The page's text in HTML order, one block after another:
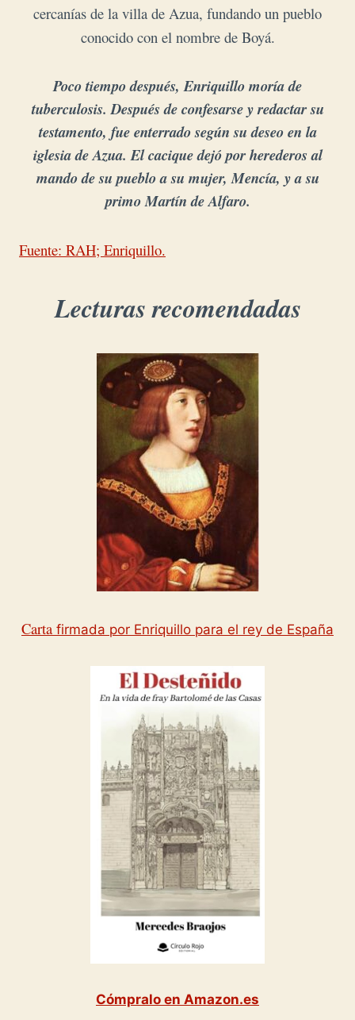
cercanías de la villa de Azua, fundando un pueblo
conocido con el nombre de Boyá.
Poco tiempo después, Enriquillo moría de
tuberculosis. Después de confesarse y redactar su
testamento, fue enterrado según su deseo en la
iglesia de Azua. El cacique dejó por herederos al
mando de su pueblo a su mujer, Mencía, y a su
primo Martín de Alfaro.
Fuente: RAH; Enriquillo.
Lecturas recomendadas
Carta firmada por Enriquillo para el rey de España
Cómpralo en Amazon.es